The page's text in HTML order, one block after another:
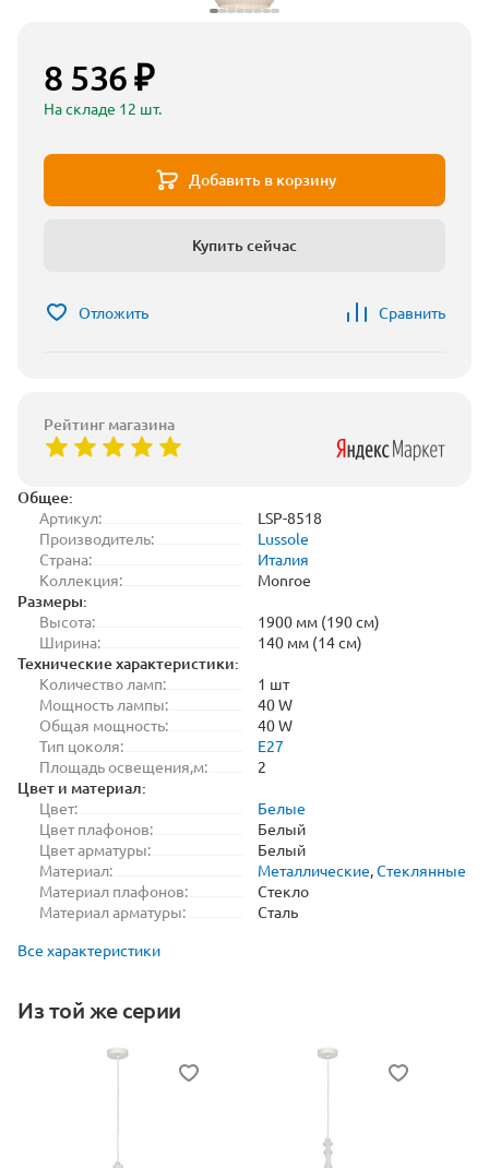
Общее:
Артикул:
LSP-8518
Производитель:
Lussole
Страна:
Италия
Коллекция:
Monroe
Размеры:
Высота:
1900 мм (190 см)
Ширина:
140 мм (14 см)
Технические характеристики:
Количество ламп:
1 шт
Мощность лампы:
40 W
Общая мощность:
40 W
Тип цоколя:
E27
Площадь освещения,м:
2
Цвет и материал:
Цвет:
Белые
Цвет плафонов:
Белый
Цвет арматуры:
Белый
Материал:
Металлические,Стеклянные
Материал плафонов:
Стекло
Материал арматуры:
Сталь
Все характеристики
Из той же серии
8 536 ₽
На складе 12 шт.
Добавить в корзину
Купить сейчас
Отложить Сравнить
Рейтинг магазина